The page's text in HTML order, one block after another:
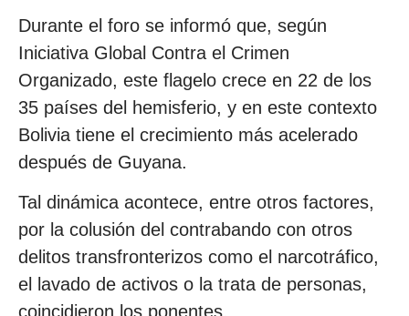
Durante el foro se informó que, según
Iniciativa Global Contra el Crimen
Organizado, este flagelo crece en 22 de los
35 países del hemisferio, y en este contexto
Bolivia tiene el crecimiento más acelerado
después de Guyana.
Tal dinámica acontece, entre otros factores,
por la colusión del contrabando con otros
delitos transfronterizos como el narcotráfico,
el lavado de activos o la trata de personas,
coincidieron los ponentes.